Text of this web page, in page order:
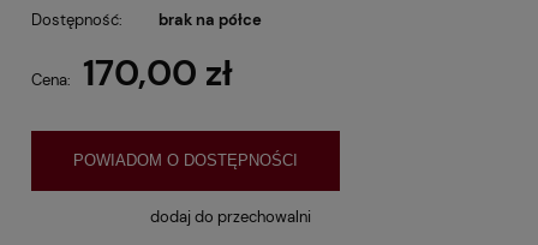
Dostępność: brak na półce
Cena: 170,00 zł
POWIADOM O DOSTĘPNOŚCI
dodaj do przechowalni